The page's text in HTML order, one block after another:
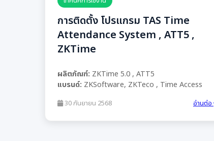
การติดตั้ง โปรแกรม TAS Time
Attendance System , ATT5 ,
ZKTime
ผลิตภัณฑ์: ZKTime 5.0 , ATT5
แบรนด์: ZKSoftware, ZKTeco , Time Access
30 กันยายน 2568 อ่านต่อ